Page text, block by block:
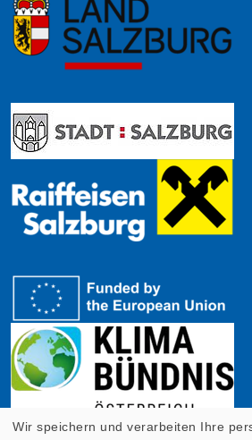
Wir speichern und verarbeiten Ihre